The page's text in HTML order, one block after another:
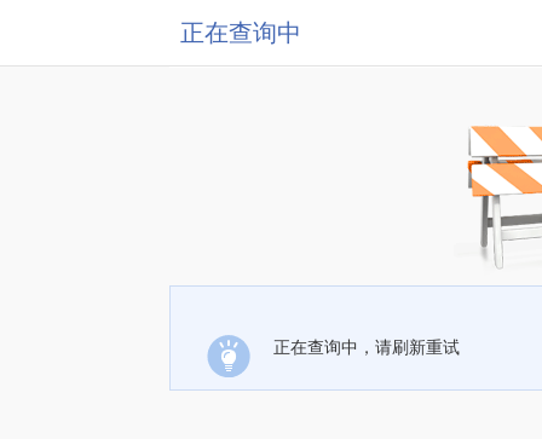
正在查询中
正在查询中，请刷新重试